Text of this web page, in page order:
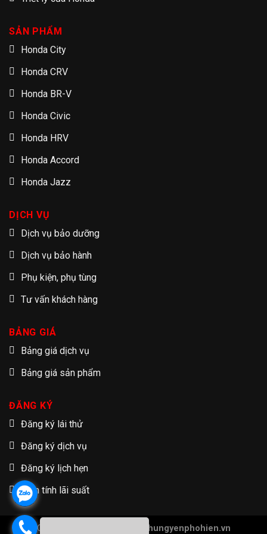
SẢN PHẨM
Honda City
Honda CRV
Honda BR-V
Honda Civic
Honda HRV
Honda Accord
Honda Jazz
DỊCH VỤ
Dịch vụ bảo dưỡng
Dịch vụ bảo hành
Phụ kiện, phụ tùng
Tư vấn khách hàng
BẢNG GIÁ
Bảng giá dịch vụ
Bảng giá sản phẩm
ĐĂNG KÝ
Đăng ký lái thử
Đăng ký dịch vụ
Đăng ký lịch hẹn
Tạm tính lãi suất
Copyright 2026 © Hondaotohungyenphohien.vn